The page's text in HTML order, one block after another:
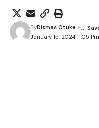
January 15, 2024 11:05 Pm
ByDismas Otuke